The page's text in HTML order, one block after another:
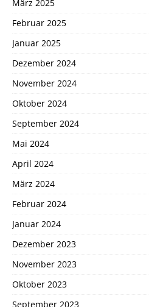
März 2025
Februar 2025
Januar 2025
Dezember 2024
November 2024
Oktober 2024
September 2024
Mai 2024
April 2024
März 2024
Februar 2024
Januar 2024
Dezember 2023
November 2023
Oktober 2023
September 2023